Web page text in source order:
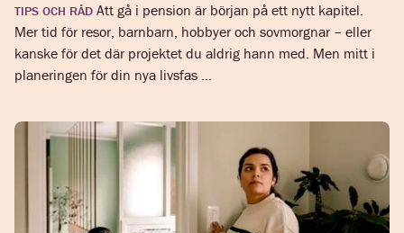
TIPS OCH RÅD Att gå i pension är början på ett nytt kapitel.
Mer tid för resor, barnbarn, hobbyer och sovmorgnar – eller
kanske för det där projektet du aldrig hann med. Men mitt i
planeringen för din nya livsfas ...